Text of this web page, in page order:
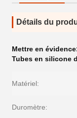
Détails du
Mettre en
Tubes en silicone
Matériel:
Duromètre: